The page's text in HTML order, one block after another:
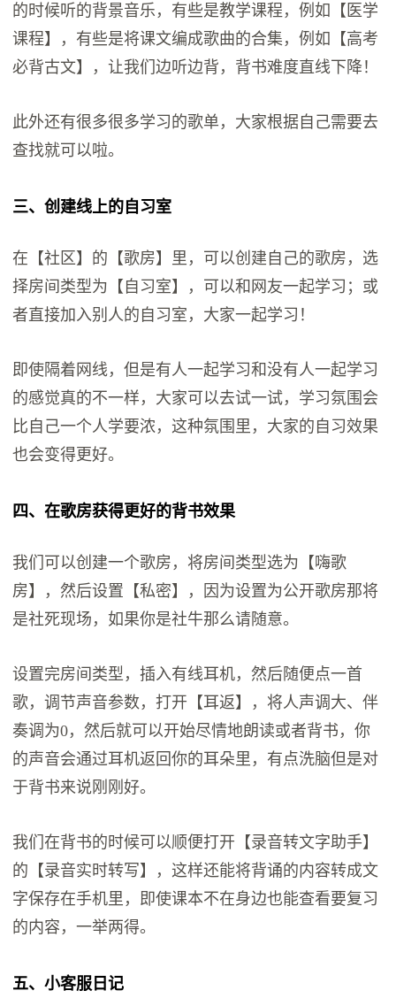
的时候听的背景音乐，有些是教学课程，例如【医学
课程】，有些是将课文编成歌曲的合集，例如【高考
必背古文】，让我们边听边背，背书难度直线下降！
此外还有很多很多学习的歌单，大家根据自己需要去
查找就可以啦。
三、创建线上的自习室
在【社区】的【歌房】里，可以创建自己的歌房，选
择房间类型为【自习室】，可以和网友一起学习；或
者直接加入别人的自习室，大家一起学习！
即使隔着网线，但是有人一起学习和没有人一起学习
的感觉真的不一样，大家可以去试一试，学习氛围会
比自己一个人学要浓，这种氛围里，大家的自习效果
也会变得更好。
四、在歌房获得更好的背书效果
我们可以创建一个歌房，将房间类型选为【嗨歌
房】，然后设置【私密】，因为设置为公开歌房那将
是社死现场，如果你是社牛那么请随意。
设置完房间类型，插入有线耳机，然后随便点一首
歌，调节声音参数，打开【耳返】，将人声调大、伴
奏调为0，然后就可以开始尽情地朗读或者背书，你
的声音会通过耳机返回你的耳朵里，有点洗脑但是对
于背书来说刚刚好。
我们在背书的时候可以顺便打开【录音转文字助手】
的【录音实时转写】，这样还能将背诵的内容转成文
字保存在手机里，即使课本不在身边也能查看要复习
的内容，一举两得。
五、小客服日记